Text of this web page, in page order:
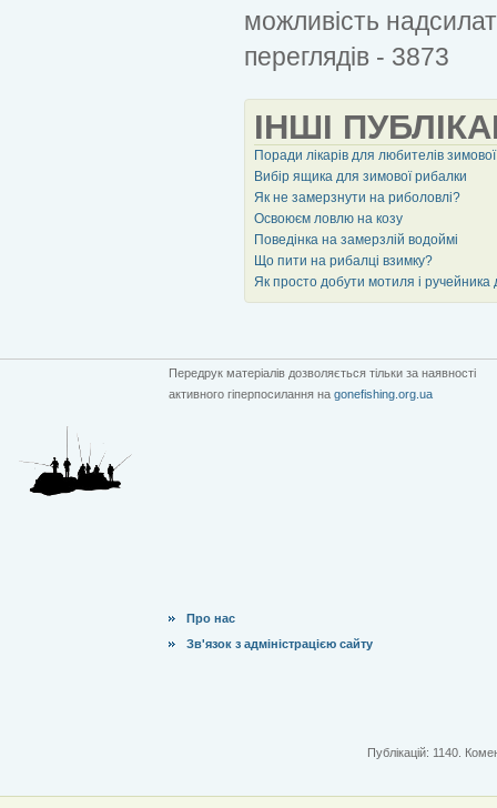
можливість
переглядів - 3873
ІНШІ
Поради лікарів для любителів
Вибір ящика для зимової рибалки
Як не замерзнути на риболовлі?
Освоюєм ловлю на козу
Поведінка на замерзлій водоймі
Що пити на рибалці взимку?
Як просто добути мотиля і ручейника
Передрук матеріалів дозволяється тільки за наявності
активного гіперпосилання на gonefishing.org.ua
Про нас
Зв'язок з адміністрацією сайту
Публікацій: 1140.